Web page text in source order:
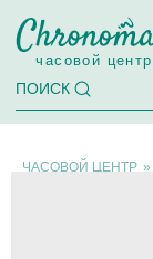
ПОИСК
часовой центр
ЧАСОВОЙ ЦЕНТР »